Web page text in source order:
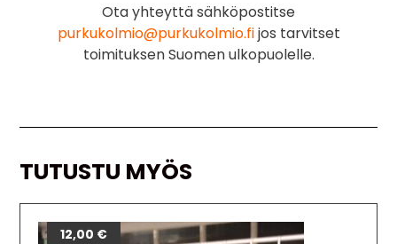
Ota yhteyttä sähköpostitse
purkukolmio@purkukolmio.fijos tarvitset
toimituksen Suomen ulkopuolelle.
TUTUSTU MYÖS
12,00 €